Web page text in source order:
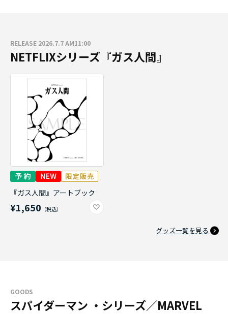
RELEASE 2026.7.7 AM11:00
NETFLIXシリーズ『ガス人間』
『ガス人間』アートブック
¥1,650
グッズ一覧を見る
GOODS
スパイダーマン ・シリーズ／MARVEL